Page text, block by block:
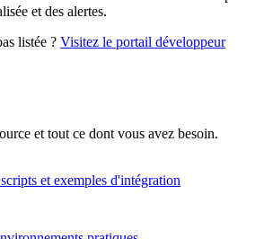
et des alertes.
listée ? Visitez le portail développeur
et tout ce dont vous avez besoin.
et exemples d'intégration